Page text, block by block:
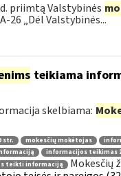
priimtą Valstybinės
26 „Dėl Valstybinės...
teikiama
skelbiama:
str. mokesčių mokėtojas
informacijos teikimas
teikti informaciją Mokesčių